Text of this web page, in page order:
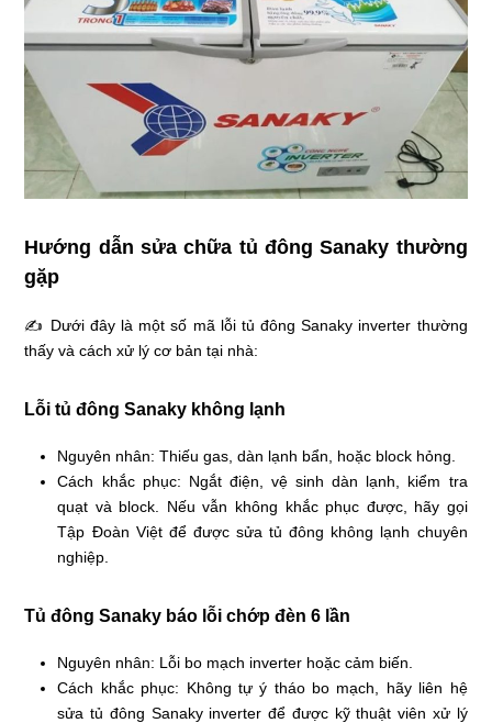
Hướng dẫn sửa chữa tủ đông Sanaky thường
gặp
✍ Dưới đây là một số mã lỗi tủ đông Sanaky inverter thường
thấy và cách xử lý cơ bản tại nhà:
Lỗi tủ đông Sanaky không lạnh
Nguyên nhân: Thiếu gas, dàn lạnh bẩn, hoặc block hỏng.
Cách khắc phục: Ngắt điện, vệ sinh dàn lạnh, kiểm tra
quạt và block. Nếu vẫn không khắc phục được, hãy gọi
Tập Đoàn Việt để được sửa tủ đông không lạnh chuyên
nghiệp.
Tủ đông Sanaky báo lỗi chớp đèn 6 lần
Nguyên nhân: Lỗi bo mạch inverter hoặc cảm biến.
Cách khắc phục: Không tự ý tháo bo mạch, hãy liên hệ
sửa tủ đông Sanaky inverter để được kỹ thuật viên xử lý